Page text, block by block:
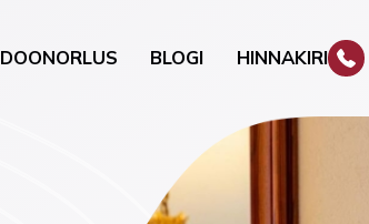
Üldkirurgia
DOONORLUS BLOGI HINNAKIRI